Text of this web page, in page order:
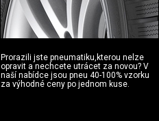
Prorazili jste pneumatiku,kterou nelze
opravit a nechcete utrácet za novou? V
naší nabídce jsou pneu 40-100% vzorku
za výhodné ceny po jednom kuse.